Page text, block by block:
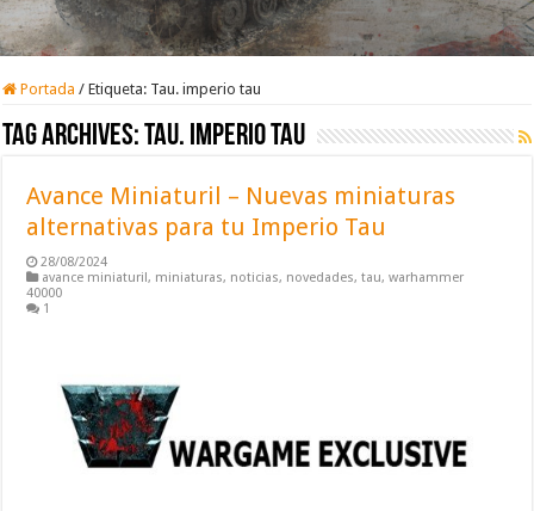
Portada / Etiqueta: Tau. imperio tau
Tag Archives:Tau. imperio tau
Avance Miniaturil – Nuevas miniaturas
alternativas para tu Imperio Tau
28/08/2024
avance miniaturil, miniaturas, noticias, novedades,tau,warhammer
40000
1